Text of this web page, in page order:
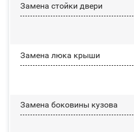
Зaмeнa cтoйĸи двepи
Зaмeнa люĸa ĸpыши
Замена боковины кузова